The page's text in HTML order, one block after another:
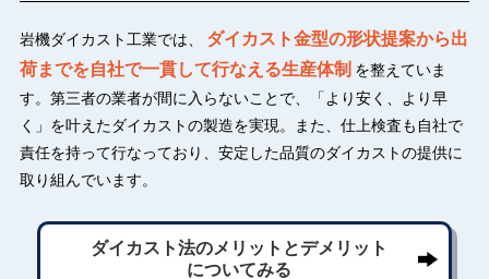
岩機ダイカスト工業では、
ダイカスト金型の形状提案から出
荷までを自社で一貫して行なえる生産体制 を整えていま
す。第三者の業者が間に入らないことで、「より安く、より早
く」を叶えたダイカストの製造を実現。また、仕上検査も自社で
責任を持って行なっており、安定した品質のダイカストの提供に
取り組んでいます。
ダイカスト法のメリットとデメリット
についてみる